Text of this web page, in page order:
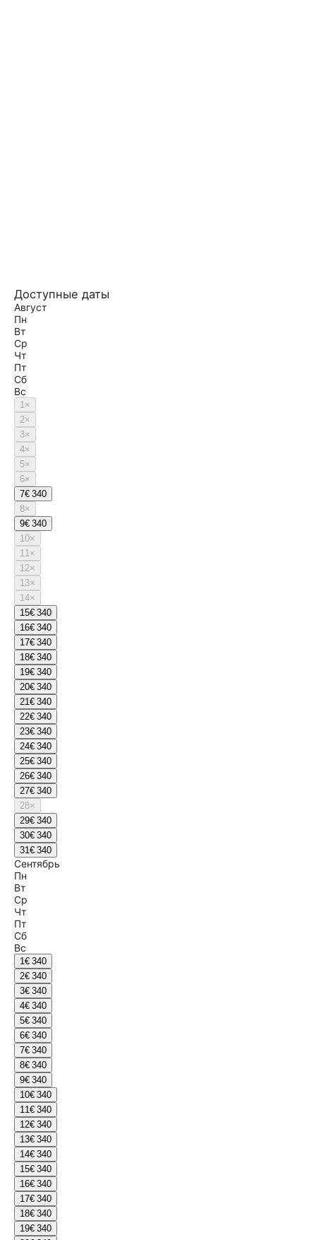
Доступные даты
Август
Пн
Вт
Ср
Чт
Пт
Сб
Вс
1×
2×
3×
4×
5×
6×
7€ 340
8×
9€ 340
10×
11×
12×
13×
14×
15€ 340
16€ 340
17€ 340
18€ 340
19€ 340
20€ 340
21€ 340
22€ 340
23€ 340
24€ 340
25€ 340
26€ 340
27€ 340
28×
29€ 340
30€ 340
31€ 340
Сентябрь
Пн
Вт
Ср
Чт
Пт
Сб
Вс
1€ 340
2€ 340
3€ 340
4€ 340
5€ 340
6€ 340
7€ 340
8€ 340
9€ 340
10€ 340
11€ 340
12€ 340
13€ 340
14€ 340
15€ 340
16€ 340
17€ 340
18€ 340
19€ 340